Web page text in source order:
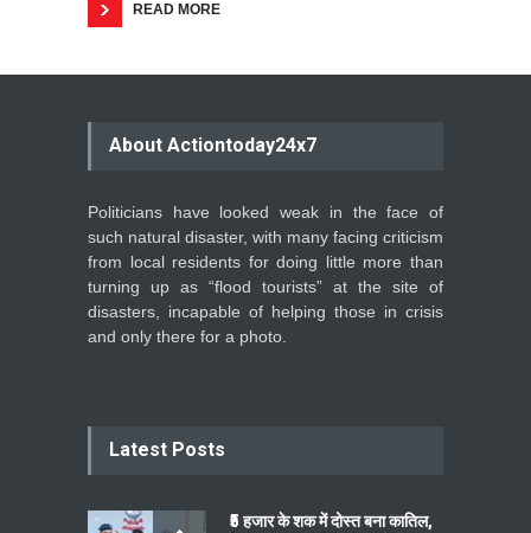
READ MORE
About Actiontoday24x7
Politicians have looked weak in the face of
such natural disaster, with many facing criticism
from local residents for doing little more than
turning up as “flood tourists” at the site of
disasters, incapable of helping those in crisis
and only there for a photo.
Latest Posts
₹5 हजार के शक में दोस्त बना कातिल,